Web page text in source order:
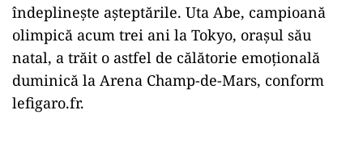
îndeplinește așteptările. Uta Abe, campioană
olimpică acum trei ani la Tokyo, orașul său
natal, a trăit o astfel de călătorie emoțională
duminică la Arena Champ-de-Mars, conform
lefigaro.fr.